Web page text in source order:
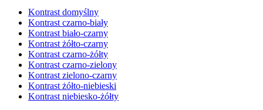
Kontrast domyślny
Kontrast czarno-biały
Kontrast biało-czarny
Kontrast żółto-czarny
Kontrast czarno-żółty
Kontrast czarno-zielony
Kontrast zielono-czarny
Kontrast żółto-niebieski
Kontrast niebiesko-żółty